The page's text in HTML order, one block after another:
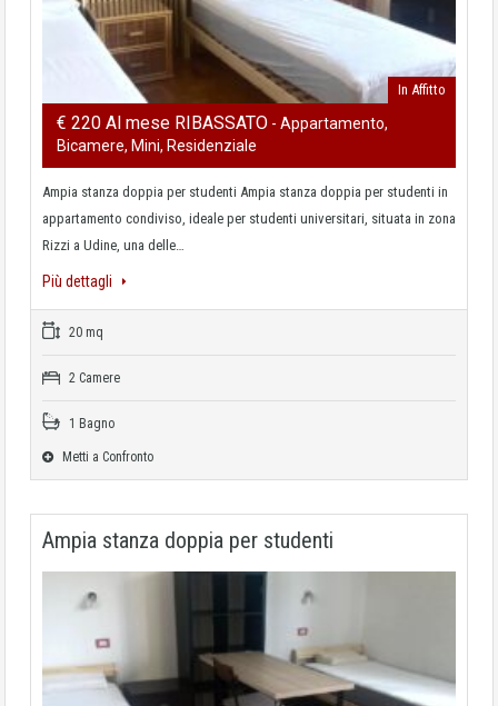
In Affitto
€ 220 Al mese RIBASSATO - Appartamento,
Bicamere, Mini, Residenziale
Ampia stanza doppia per studenti Ampia stanza doppia per studenti in
appartamento condiviso, ideale per studenti universitari, situata in zona
Rizzi a Udine, una delle…
Più dettagli
20 mq
2 Camere
1 Bagno
Metti a Confronto
Ampia stanza doppia per studenti